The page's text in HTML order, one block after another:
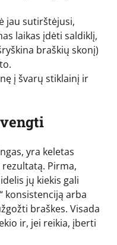
jau sutirštėjusi,
laikas įdėti saldiklį,
braškių skonį)
į švarų stiklainį ir
yra keletas
Pirma,
jų kiekis gali
konsistenciją arba
braškes. Visada
ir, jei reikia, įberti